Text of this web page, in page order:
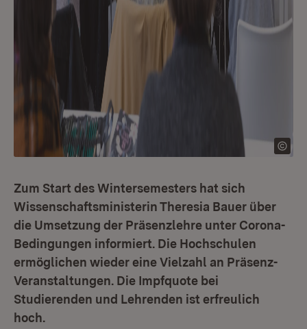
Zum Start des Wintersemesters hat sich
Wissenschaftsministerin Theresia Bauer über
die Umsetzung der Präsenzlehre unter Corona-
Bedingungen informiert. Die Hochschulen
ermöglichen wieder eine Vielzahl an Präsenz-
Veranstaltungen. Die Impfquote bei
Studierenden und Lehrenden ist erfreulich
hoch.